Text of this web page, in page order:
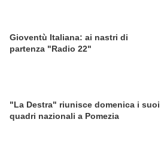
Gioventù Italiana: ai nastri di
partenza "Radio 22"
"La Destra" riunisce domenica i suoi
quadri nazionali a Pomezia